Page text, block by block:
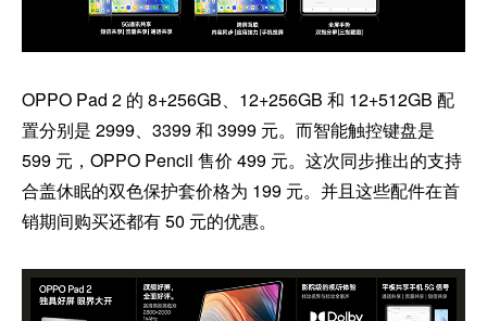
OPPO Pad 2 的 8+256GB、12+256GB 和 12+512GB 配
置分别是 2999、3399 和 3999 元。而智能触控键盘是
599 元，OPPO Pencil 售价 499 元。这次同步推出的支持
合盖休眠的双色保护套价格为 199 元。并且这些配件在首
销期间购买还都有 50 元的优惠。